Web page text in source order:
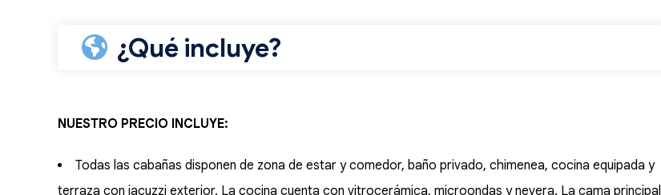
¿Qué incluye?
NUESTRO PRECIO INCLUYE:
Todas las cabañas disponen de zona de estar y comedor, baño privado, chimenea, cocina equipada y
terraza con jacuzzi exterior. La cocina cuenta con vitrocerámica, microondas y nevera. La cama principal